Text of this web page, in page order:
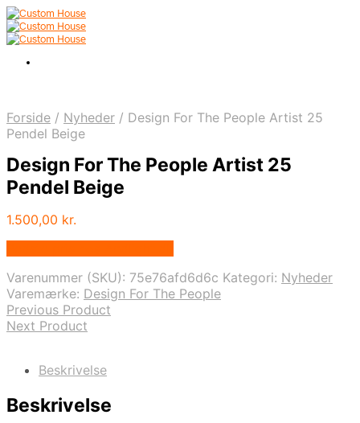
Forside / Nyheder / Design For The People Artist 25
Pendel Beige
Design For The People Artist 25
Pendel Beige
1.500,00 kr.
Varenummer (SKU): 75e76afd6d6c Kategori: Nyheder
Varemærke: Design For The People
Previous Product
Next Product
Beskrivelse
Beskrivelse